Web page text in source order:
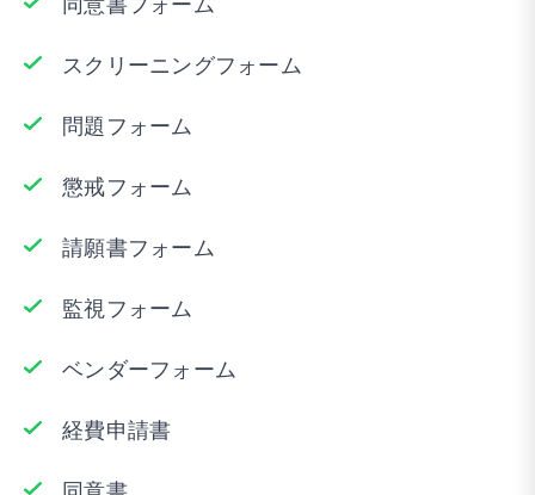
スクリーニングフォーム
問題フォーム
懲戒フォーム
請願書フォーム
監視フォーム
ベンダーフォーム
経費申請書